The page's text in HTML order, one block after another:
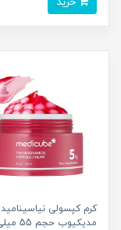
کرم کپسولی نیاسینامید
مدیکیوب حجم 55 میلی لیتر^